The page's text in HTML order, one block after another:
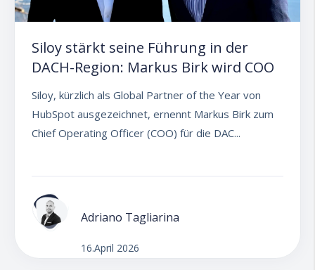
Siloy stärkt seine Führung in der
DACH-Region: Markus Birk wird COO
Siloy, kürzlich als Global Partner of the Year von
HubSpot ausgezeichnet, ernennt Markus Birk zum
Chief Operating Officer (COO) für die DAC...
Adriano Tagliarina
16.April 2026